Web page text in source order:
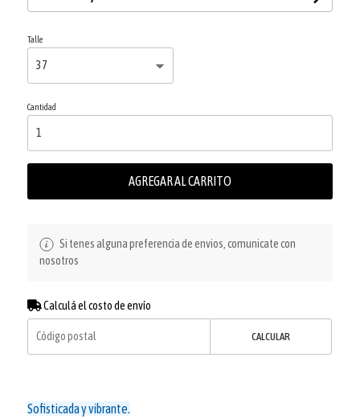
Talle
Cantidad
AGREGAR AL CARRITO
Si tenes alguna preferencia de envios, comunicate con
nosotros
Calculá el costo de envío
CALCULAR
Sofisticada y vibrante.